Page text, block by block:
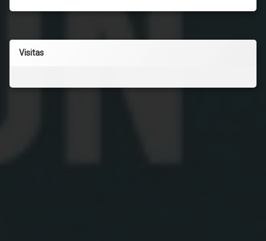
Visitas